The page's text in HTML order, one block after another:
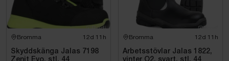
Bromma 12d 11h
Skyddskänga Jalas 7198
Zenit Evo, stl. 44
Bromma 12d 11h
Arbetsstövlar Jalas 1822,
vinter O2, svart. stl. 44